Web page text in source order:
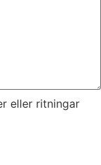
eller ritningar